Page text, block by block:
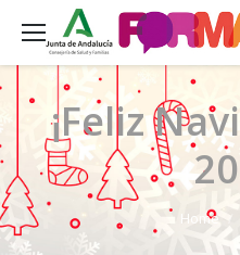
¡Feliz
You are here: Home